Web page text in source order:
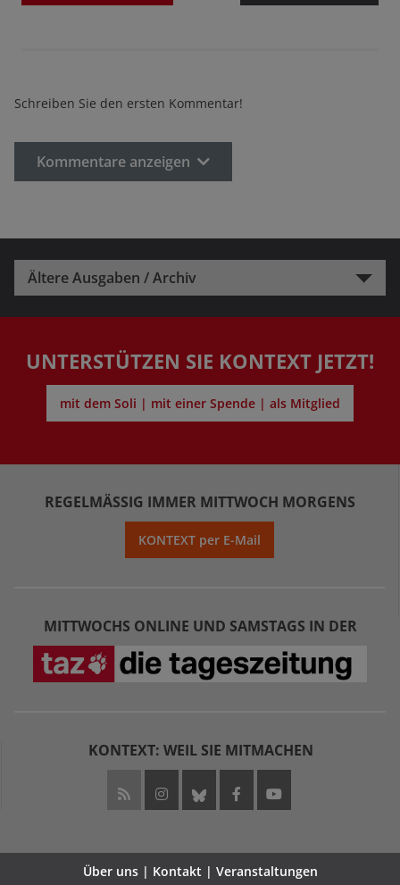
Schreiben Sie den ersten Kommentar!
Kommentare anzeigen
Ältere Ausgaben / Archiv
UNTERSTÜTZEN SIE KONTEXT JETZT!
mit dem Soli | mit einer Spende | als Mitglied
REGELMÄSSIG IMMER MITTWOCH MORGENS
KONTEXT per E-Mail
MITTWOCHS ONLINE UND SAMSTAGS IN DER
KONTEXT: WEIL SIE MITMACHEN
Über uns | Kontakt | Veranstaltungen